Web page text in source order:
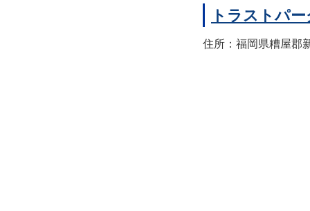
トラストパ
住所：福岡県糟屋郡